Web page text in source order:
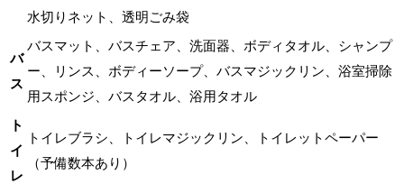
水切りネット、透明ごみ袋
バ
ス
バスマット、バスチェア、洗面器、ボディタオル、シャンプ
ー、リンス、ボディーソープ、バスマジックリン、浴室掃除
用スポンジ、バスタオル、浴用タオル
ト
イ
レ
トイレブラシ、トイレマジックリン、トイレットペーパー
（予備数本あり）